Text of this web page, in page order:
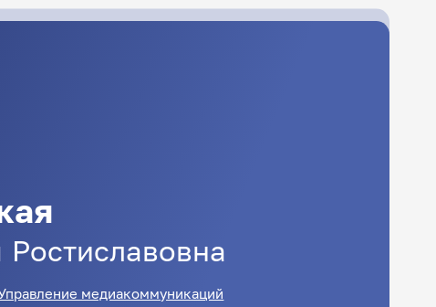
Ростиславовна
медиакоммуникаций